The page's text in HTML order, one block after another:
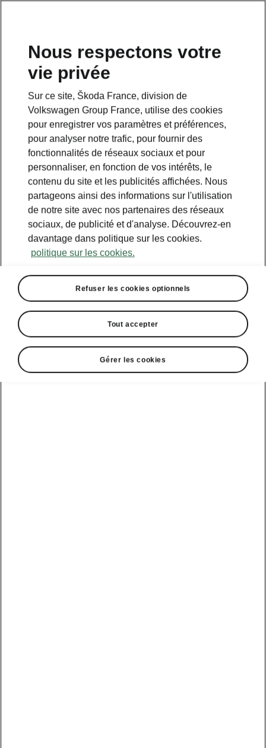
Nous respectons votre
vie privée
Sur ce site, Škoda France, division de
Volkswagen Group France, utilise des cookies
pour enregistrer vos paramètres et préférences,
pour analyser notre trafic, pour fournir des
fonctionnalités de réseaux sociaux et pour
personnaliser, en fonction de vos intérêts, le
contenu du site et les publicités affichées. Nous
partageons ainsi des informations sur l'utilisation
de notre site avec nos partenaires des réseaux
sociaux, de publicité et d'analyse. Découvrez-en
davantage dans politique sur les cookies.
politique sur les cookies.
Refuser les cookies optionnels
Tout accepter
Gérer les cookies